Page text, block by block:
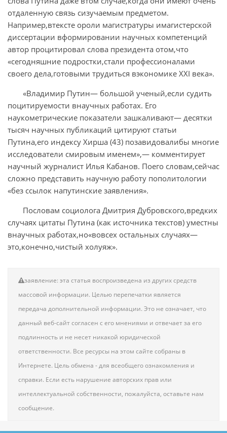
отдаленную связь сизучаемым предметом.
Например,втексте ороли магистратуры имагистерской
диссертации вформировании научных компетенций
автор процитировал слова президента отом,что
«сегодняшние подростки,стали профессионалами
своего дела,готовыми трудиться вэкономике XXI века».
«Владимир Путин— большой ученый,если судить
поцитируемости внаучных работах. Его
наукометрические показатели зашкаливают— десятки
тысяч научных публикаций цитируют статьи
Путина,его индексу Хирша (43) позавидовалибы многие
исследователи смировым именем»,— комментирует
научный журналист Илья Кабанов. Поего словам,сейчас
сложно представить научную работу пополитологии
«без ссылок напутинские заявления».
Пословам социолога Дмитрия Дубровского,вредких
случаях цитаты Путина (как источника текстов) уместны
внаучных работах,но«вовсех остальных случаях—
это,конечно,чистый холуяж».
заявление: эта статья воспроизведена из других средств
массовой информации. Целью перепечатки является
передача дополнительной информации. Это не означает, что
данный веб-сайт согласен с его мнениями и отвечает за его
подлинность и не несет никакой юридической
ответственности. Все ресурсы на этом сайте собраны в
Интернете. Цель обмена - для всеобщего ознакомления и
справки. Если есть нарушение авторских прав или
интеллектуальной собственности, пожалуйста, оставьте нам
сообщение.